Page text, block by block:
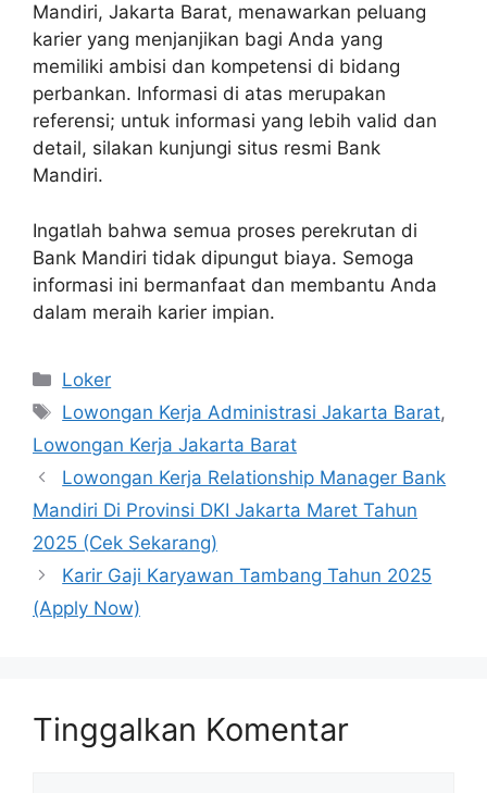
Mandiri, Jakarta Barat, menawarkan peluang
karier yang menjanjikan bagi Anda yang
memiliki ambisi dan kompetensi di bidang
perbankan. Informasi di atas merupakan
referensi; untuk informasi yang lebih valid dan
detail, silakan kunjungi situs resmi Bank
Mandiri.
Ingatlah bahwa semua proses perekrutan di
Bank Mandiri tidak dipungut biaya. Semoga
informasi ini bermanfaat dan membantu Anda
dalam meraih karier impian.
Kategori
Loker
Tag
Lowongan Kerja Administrasi Jakarta Barat,
Lowongan Kerja Jakarta Barat
Lowongan Kerja Relationship Manager Bank
Mandiri Di Provinsi DKI Jakarta Maret Tahun
2025 (Cek Sekarang)
Karir Gaji Karyawan Tambang Tahun 2025
(Apply Now)
Tinggalkan Komentar